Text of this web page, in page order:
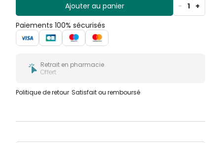
Ajouter au panier - 1 +
Paiements 100% sécurisés
Retrait en pharmacie
Offert
Politique de retour Satisfait ou remboursé